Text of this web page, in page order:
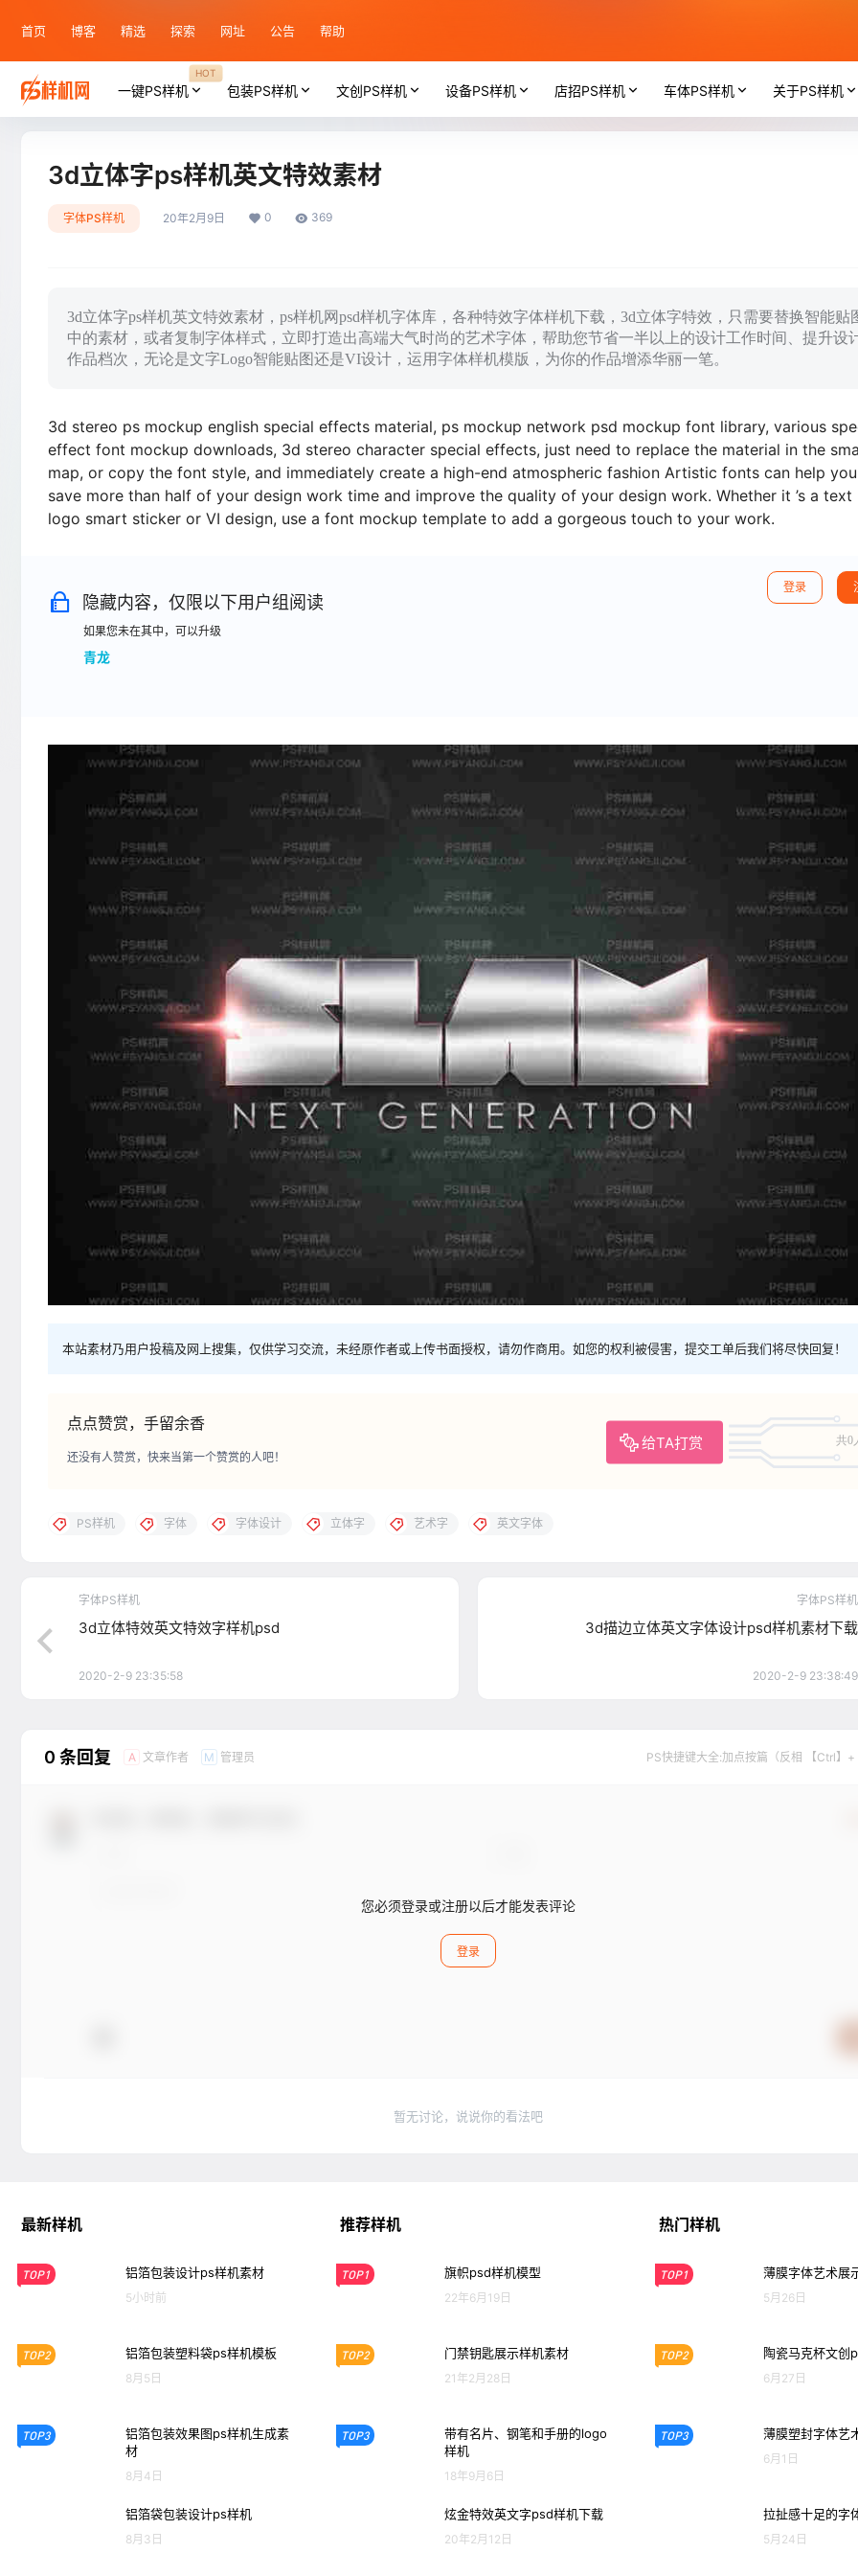
首页 博客 精选 探索 网址 公告 帮助
一键PS样机
HOT
包装PS样机 文创PS样机 设备PS样机 店招PS样机 车体PS样机 关于PS样机
3d立体字ps样机英文特效素材
字体PS样机 20年2月9日 0 369
3d立体字ps样机英文特效素材，ps样机网psd样机字体库，各种特效字体样机下载，3d立体字特效，只需要替换智能贴
中的素材，或者复制字体样式，立即打造出高端大气时尚的艺术字体，帮助您节省一半以上的设计工作时间、提升设
作品档次，无论是文字Logo智能贴图还是VI设计，运用字体样机模版，为你的作品增添华丽一笔。
3d stereo ps mockup english special effects material, ps mockup network psd mockup font library, various
effect font mockup downloads, 3d stereo character special effects, just need to replace the material in the
map, or copy the font style, and immediately create a high-end atmospheric fashion Artistic fonts can help you
save more than half of your design work time and improve the quality of your design work. Whether it ’s a text
logo smart sticker or VI design, use a font mockup template to add a gorgeous touch to your work.
隐藏内容，仅限以下用户组阅读
如果您未在其中，可以升级
青龙
登录
本站素材乃用户投稿及网上搜集，仅供学习交流，未经原作者或上传书面授权，请勿作商用。如您的权利被侵害，提交工单后我们将尽快回复！
点点赞赏，手留余香
给TA打赏 共0
还没有人赞赏，快来当第一个赞赏的人吧！
PS样机 字体 字体设计 立体字 艺术字 英文字体
字体PS样机
3d立体特效英文特效字样机psd
2020-2-9 23:35:58
字体PS样机
3d描边立体英文字体设计psd样机素材下载
2020-2-9 23:38:49
0 条回复 A 文章作者 M 管理员 PS快捷键大全:加点按篇（反相 【Ctrl】+
您必须登录或注册以后才能发表评论
登录
暂无讨论，说说你的看法吧
最新样机
TOP1 铝箔包装设计ps样机素材
5小时前
TOP2 铝箔包装塑料袋ps样机模板
8月5日
TOP3
铝箔包装效果图ps样机生成素
材
8月4日
铝箔袋包装设计ps样机
8月3日
推荐样机
TOP1 旗帜psd样机模型
22年6月19日
TOP2 门禁钥匙展示样机素材
21年2月28日
TOP3
带有名片、钢笔和手册的logo
样机
18年9月6日
炫金特效英文字psd样机下载
20年2月12日
热门样机
TOP1 薄膜字体艺术展
5月26日
TOP2 陶瓷马克杯文创
6月27日
TOP3 薄膜塑封字体艺
6月1日
拉扯感十足的字
5月24日